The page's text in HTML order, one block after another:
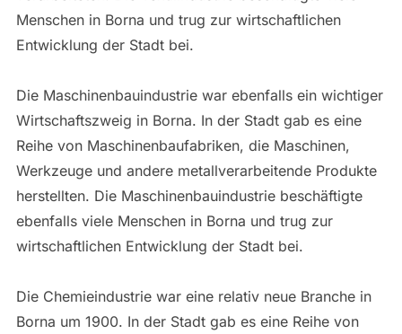
Menschen in Borna und trug zur wirtschaftlichen
Entwicklung der Stadt bei.
Die Maschinenbauindustrie war ebenfalls ein wichtiger
Wirtschaftszweig in Borna. In der Stadt gab es eine
Reihe von Maschinenbaufabriken, die Maschinen,
Werkzeuge und andere metallverarbeitende Produkte
herstellten. Die Maschinenbauindustrie beschäftigte
ebenfalls viele Menschen in Borna und trug zur
wirtschaftlichen Entwicklung der Stadt bei.
Die Chemieindustrie war eine relativ neue Branche in
Borna um 1900. In der Stadt gab es eine Reihe von